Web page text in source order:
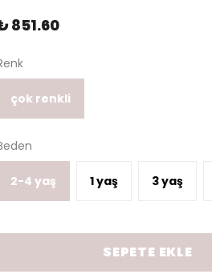
851.60
çok renkli
2-4 yaş 1 yaş 3 yaş
SEPETE EKLE